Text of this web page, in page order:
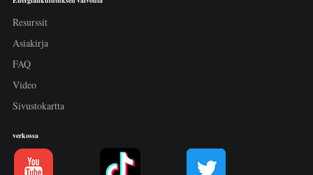
Resurssit
Asiakirja
FAQ
Video
Sivustokartta
verkossa